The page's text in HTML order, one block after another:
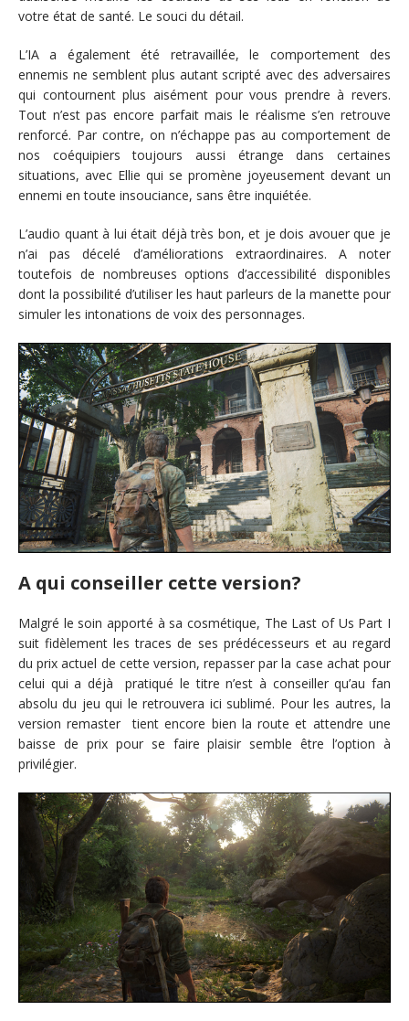
votre état de santé. Le souci du détail.
L’IA a également été retravaillée, le comportement des
ennemis ne semblent plus autant scripté avec des adversaires
qui contournent plus aisément pour vous prendre à revers.
Tout n’est pas encore parfait mais le réalisme s’en retrouve
renforcé. Par contre, on n’échappe pas au comportement de
nos coéquipiers toujours aussi étrange dans certaines
situations, avec Ellie qui se promène joyeusement devant un
ennemi en toute insouciance, sans être inquiétée.
L’audio quant à lui était déjà très bon, et je dois avouer que je
n’ai pas décelé d’améliorations extraordinaires. A noter
toutefois de nombreuses options d’accessibilité disponibles
dont la possibilité d’utiliser les haut parleurs de la manette pour
simuler les intonations de voix des personnages.
A qui conseiller cette version?
Malgré le soin apporté à sa cosmétique, The Last of Us Part I
suit fidèlement les traces de ses prédécesseurs et au regard
du prix actuel de cette version, repasser par la case achat pour
celui qui a déjà pratiqué le titre n’est à conseiller qu’au fan
absolu du jeu qui le retrouvera ici sublimé. Pour les autres, la
version remaster tient encore bien la route et attendre une
baisse de prix pour se faire plaisir semble être l’option à
privilégier.